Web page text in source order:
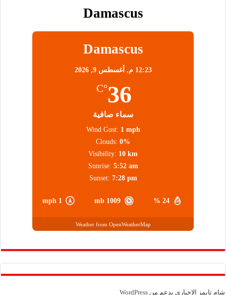
Damascus
Damascus
12:23 م, أغسطس 9, 2026
36
°C
سماء صافية
24 %
1009 mb
1 mph
Wind Gust: 1 mph
Clouds: 0%
Visibility: 10 km
Sunrise: 5:52 am
Sunset: 7:28 pm
Weather from OpenWeatherMap
شام تايمز الإخباري بدعم منWordPress